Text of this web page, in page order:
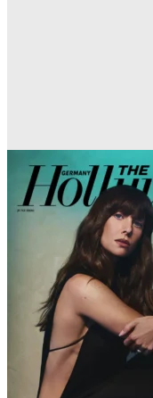
Die Geschichte